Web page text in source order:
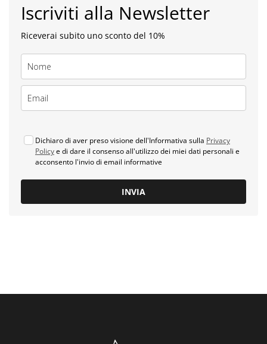
Iscriviti alla Newsletter
Riceverai subito uno sconto del 10%
Dichiaro di aver preso visione dell'Informativa sulla Privacy
Policye di dare il consenso all'utilizzo dei miei dati personali e
acconsento l'invio di email informative
INVIA